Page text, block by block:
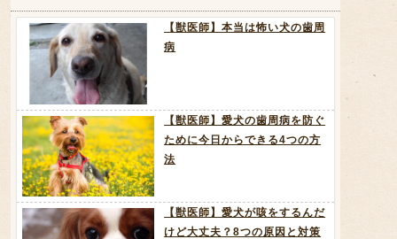
【獣医師】本当は怖い犬の歯周
病
【獣医師】愛犬の歯周病を防ぐ
ために今日からできる4つの方
法
【獣医師】愛犬が咳をするんだ
けど大丈夫？8つの原因と対策